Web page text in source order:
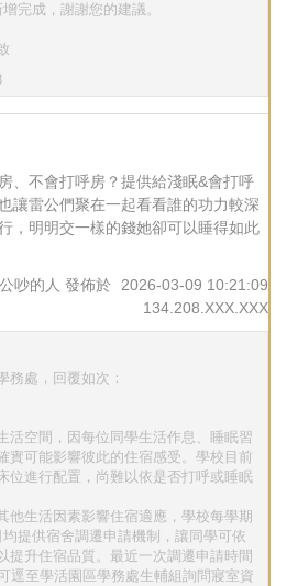
完成，謝謝您的建議。
、不會打呼房？提供給淺眠&會打呼
讓雷公們聚在一起看看誰的功力較深
，明明交一樣的錢她卻可以睡得如此
吵的人 發佈於 2026-03-09 10:21:09
134.208.XXX.XXX
務處，回覆如次：
空間，因每位同學生活作息、睡眠習
實可能影響彼此的住宿感受。學校目前
位進行配置，尚難以依是否打呼或睡眠
生活因素影響住宿適應，學校每學期
提供宿舍調遷申請機制，讓同學可依
提升住宿品質。最近一次調遷申請時間
逕至學活園區學務處生輔組詢問寢室資